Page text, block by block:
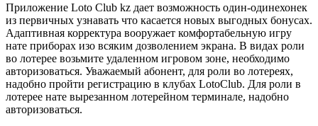
Приложение Loto Club kz дает возможность один-одинехонек
из первичных узнавать что касается новых выгодных бонусах.
Адаптивная корректура вооружает комфортабельную игру
нате приборах изо всяким дозволением экрана. В видах роли
во лотерее возьмите удаленном игровом зоне, необходимо
авторизоваться. Уважаемый абонент, для роли во лотереях,
надобно пройти регистрацию в клубах LotoClub. Для роли в
лотерее нате вырезанном лотерейном терминале, надобно
авторизоваться.